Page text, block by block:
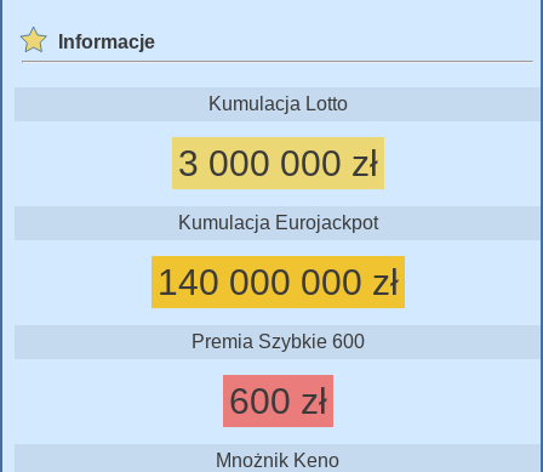
Informacje
Kumulacja Lotto
3 000 000 zł
Kumulacja Eurojackpot
140 000 000 zł
Premia Szybkie 600
600 zł
Mnożnik Keno